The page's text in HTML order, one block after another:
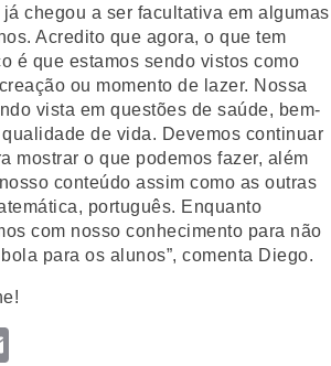
chegou a ser facultativa em algumas
Acredito que agora, o que tem
é que estamos sendo vistos como
ou momento de lazer. Nossa
vista em questões de saúde, bem-
de vida. Devemos continuar
mostrar o que podemos fazer, além
conteúdo assim como as outras
português. Enquanto
com nosso conhecimento para não
para os alunos”, comenta Diego.